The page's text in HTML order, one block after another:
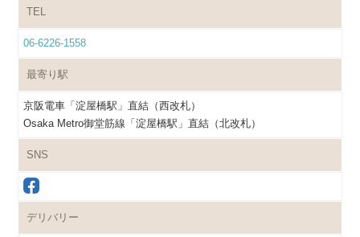
TEL
06-6226-1558
最寄り駅
京阪電車「淀屋橋駅」直結（西改札）
Osaka Metro御堂筋線「淀屋橋駅」直結（北改札）
SNS
デリバリー